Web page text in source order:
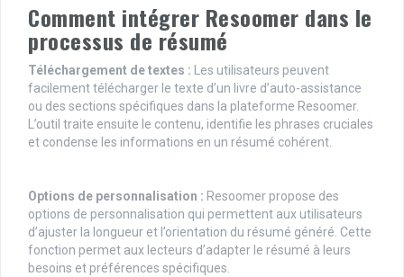
Comment intégrer Resoomer dans le
processus de résumé
Téléchargement de textes : Les utilisateurs peuvent
facilement télécharger le texte d’un livre d’auto-assistance
ou des sections spécifiques dans la plateforme Resoomer.
L’outil traite ensuite le contenu, identifie les phrases cruciales
et condense les informations en un résumé cohérent.
Options de personnalisation : Resoomer propose des
options de personnalisation qui permettent aux utilisateurs
d’ajuster la longueur et l’orientation du résumé généré. Cette
fonction permet aux lecteurs d’adapter le résumé à leurs
besoins et préférences spécifiques.